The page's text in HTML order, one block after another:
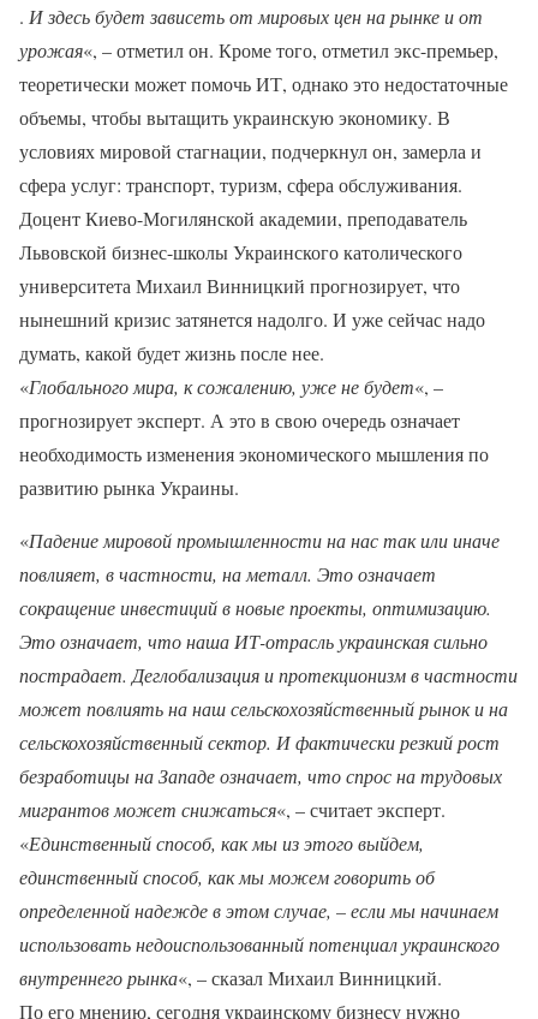
. И здесь будет зависеть от мировых цен на рынке и от
урожая«, – отметил он. Кроме того, отметил экс-премьер,
теоретически может помочь ИТ, однако это недостаточные
объемы, чтобы вытащить украинскую экономику. В
условиях мировой стагнации, подчеркнул он, замерла и
сфера услуг: транспорт, туризм, сфера обслуживания.
Доцент Киево-Могилянской академии, преподаватель
Львовской бизнес-школы Украинского католического
университета Михаил Винницкий прогнозирует, что
нынешний кризис затянется надолго. И уже сейчас надо
думать, какой будет жизнь после нее.
«Глобального мира, к сожалению, уже не будет«, –
прогнозирует эксперт. А это в свою очередь означает
необходимость изменения экономического мышления по
развитию рынка Украины.
«Падение мировой промышленности на нас так или иначе
повлияет, в частности, на металл. Это означает
сокращение инвестиций в новые проекты, оптимизацию.
Это означает, что наша ИТ-отрасль украинская сильно
пострадает. Деглобализация и протекционизм в частности
может повлиять на наш сельскохозяйственный рынок и на
сельскохозяйственный сектор. И фактически резкий рост
безработицы на Западе означает, что спрос на трудовых
мигрантов может снижаться«, – считает эксперт.
«Единственный способ, как мы из этого выйдем,
единственный способ, как мы можем говорить об
определенной надежде в этом случае, – если мы начинаем
использовать недоиспользованный потенциал украинского
внутреннего рынка«, – сказал Михаил Винницкий.
По его мнению, сегодня украинскому бизнесу нужно